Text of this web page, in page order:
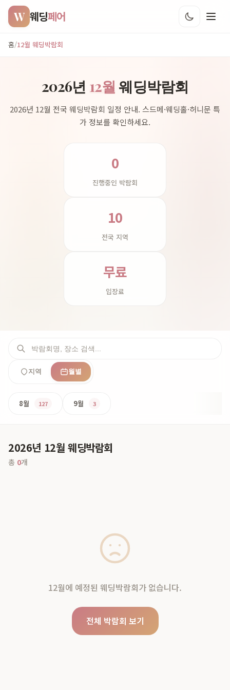
W 웨딩페어
홈/12월 웨딩박람회
2026년 12월 웨딩박람회
2026년 12월 전국 웨딩박람회 일정 안내. 스드메·웨딩홀·허니문 특
가 정보를 확인하세요.
0
진행중인 박람회
10
전국 지역
무료
입장료
지역 월별
8월 127 9월 3
2026년 12월 웨딩박람회
총 0개
12월에 예정된 웨딩박람회가 없습니다.
전체 박람회 보기